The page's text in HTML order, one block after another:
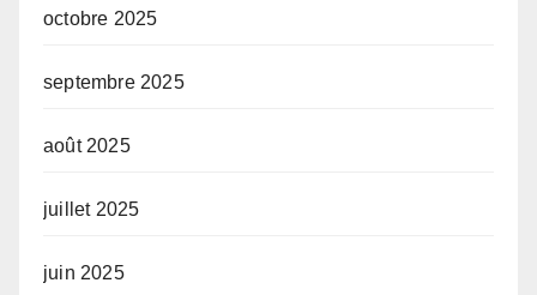
octobre 2025
septembre 2025
août 2025
juillet 2025
juin 2025